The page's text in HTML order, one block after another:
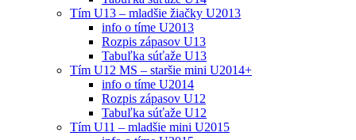
Tím U13 – mladšie žiačky U2013
info o tíme U2013
Rozpis zápasov U13
Tabuľka súťaže U13
Tím U12 MS – staršie mini U2014+
info o tíme U2014
Rozpis zápasov U12
Tabuľka súťaže U12
Tím U11 – mladšie mini U2015